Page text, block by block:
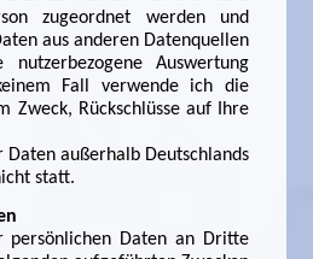
zugeordnet werden und
aus anderen Datenquellen
nutzerbezogene Auswertung
Fall verwende ich die
Zweck, Rückschlüsse auf Ihre
Daten außerhalb Deutschlands
statt.
persönlichen Daten an Dritte